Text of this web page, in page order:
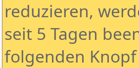
reduzieren,
seit 5 Tagen
folgenden